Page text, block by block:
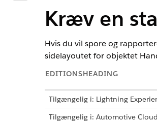
Kræv en
Hvis du vil spore og
sidelayoutet for objektet
EDITIONSHEADING
Tilgængelig i: Lightning
Tilgængelig i: Automotive